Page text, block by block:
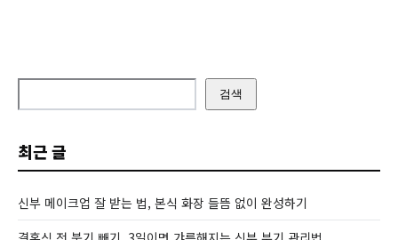
검색
최근 글
신부 메이크업 잘 받는 법, 본식 화장 들뜸 없이 완성하기